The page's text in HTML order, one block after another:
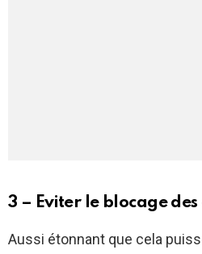
3 – Eviter le blocage
Aussi étonnant que cela